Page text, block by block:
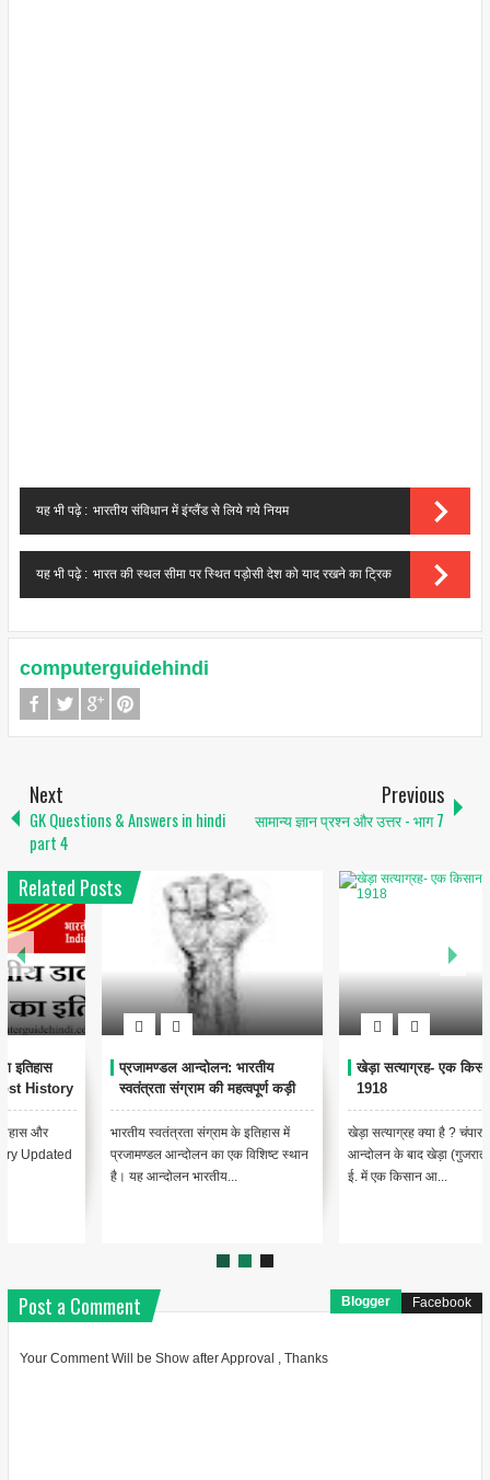
यह भी पढ़े : भारतीय संविधान में इंग्लैंड से लिये गये नियम
यह भी पढ़े : भारत की स्थल सीमा पर स्थित पड़ोसी देश को याद रखने का ट्रिक
computerguidehindi
Next
GK Questions & Answers in hindi
part 4
Previous
सामान्य ज्ञान प्रश्न और उत्तर - भाग 7
Related Posts
प्रजामण्डल आन्दोलन: भारतीय
स्वतंत्रता संग्राम की महत्वपूर्ण कड़ी
भारतीय स्वतंत्रता संग्राम के इतिहास में
प्रजामण्डल आन्दोलन का एक विशिष्ट स्थान
है। यह आन्दोलन भारतीय...
खेड़ा सत्याग्रह- एक किसान आन्दोलन
1918
खेड़ा सत्याग्रह क्या है ? चंपारण के किसान
आन्दोलन के बाद खेड़ा (गुजरात) में भी 1918
ई. में एक किसान आ...
Post a Comment Blogger Facebook
Your Comment Will be Show after Approval , Thanks